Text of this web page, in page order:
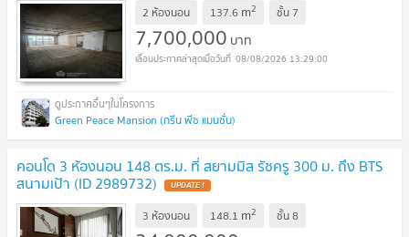
2 ห้องนอน 137.6 m2 ชั้น 7
7,700,000 บาท
08/08/2026 13:29:00
Green Peace Mansion (กรีน พีซ แมนชั่น)
คอนโด 3 ห้องนอน 148 ตร.ม. ที่ สยามมิส รัชครู 300 ม. ถึง BTS
สนามเป้า (ID 2989732) UPDATE !
3 ห้องนอน 148.1 m2 ชั้น8